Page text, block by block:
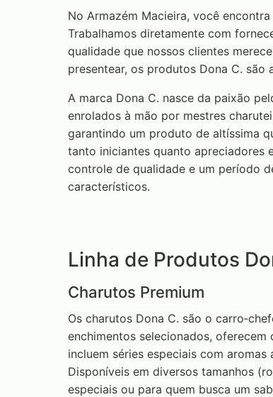
No Armazém Macieira, você
Trabalhamos diretamente com
qualidade que nossos clientes
presentear, os produtos Dona C. são
A marca Dona C. nasce da paixão
enrolados à mão por mestres
garantindo um produto de altíssima
tanto iniciantes quanto apreciadores
controle de qualidade e um período
característicos.
Linha de Produtos
Charutos Premium
Os charutos Dona C. são o
enchimentos selecionados,
incluem séries especiais com
Disponíveis em diversos tamanhos
especiais ou para quem busca um